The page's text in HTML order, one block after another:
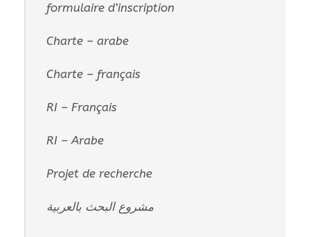
formulaire d’inscription
Charte – arabe
Charte – français
RI – Français
RI – Arabe
Projet de recherche
مشروع البحث بالعربية